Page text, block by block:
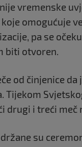
vremenske
omogućuje
pa se
biti otvoren.
od činjenice
Tijekom
drugi i treći meč
su